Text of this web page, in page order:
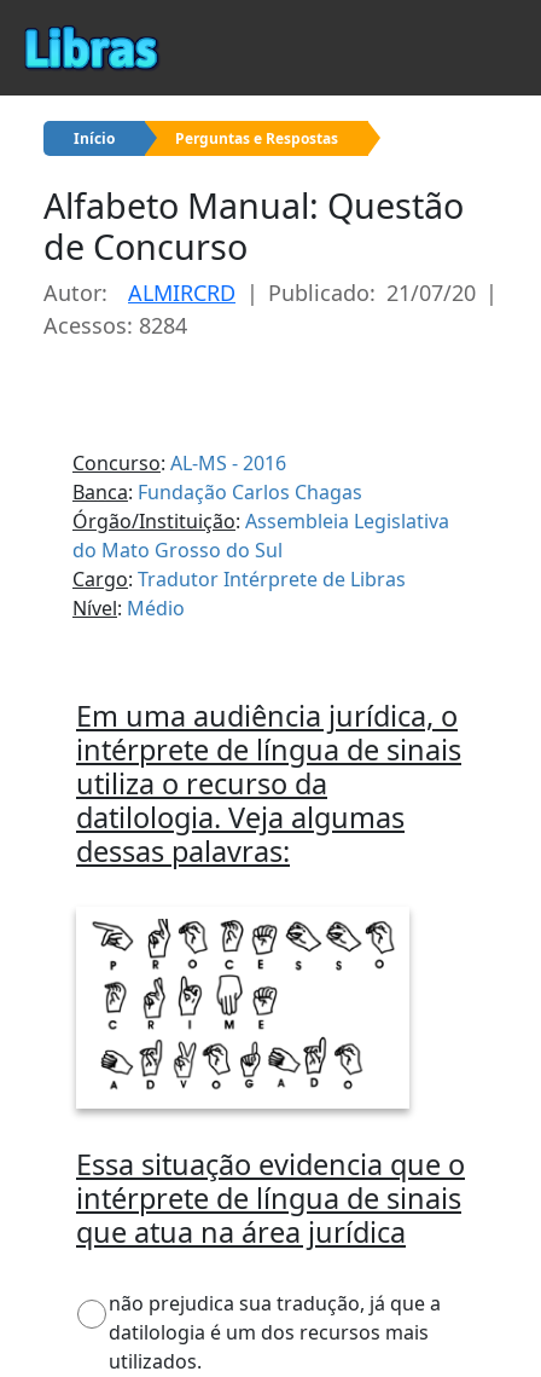
Início Perguntas e Respostas
Alfabeto Manual: Questão
de Concurso
Autor: ALMIRCRD | Publicado: 21/07/20 |
Acessos: 8284
Concurso: AL-MS - 2016
Banca: Fundação Carlos Chagas
Órgão/Instituição: Assembleia Legislativa
do Mato Grosso do Sul
Cargo: Tradutor Intérprete de Libras
Nível: Médio
Em uma audiência jurídica, o
intérprete de língua de sinais
utiliza o recurso da
datilologia. Veja algumas
dessas palavras:
Essa situação evidencia que o
intérprete de língua de sinais
que atua na área jurídica
não prejudica sua tradução, já que a
datilologia é um dos recursos mais
utilizados.